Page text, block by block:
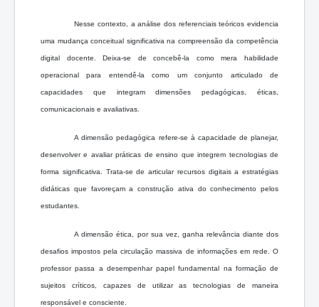
Nesse contexto, a análise dos referenciais teóricos evidencia
uma mudança conceitual significativa na compreensão da competência
digital docente. Deixa-se de concebê-la como mera habilidade
operacional para entendê-la como um conjunto articulado de
capacidades que integram dimensões pedagógicas, éticas,
comunicacionais e avaliativas.
A dimensão pedagógica refere-se à capacidade de planejar,
desenvolver e avaliar práticas de ensino que integrem tecnologias de
forma significativa. Trata-se de articular recursos digitais a estratégias
didáticas que favoreçam a construção ativa do conhecimento pelos
estudantes.
A dimensão ética, por sua vez, ganha relevância diante dos
desafios impostos pela circulação massiva de informações em rede. O
professor passa a desempenhar papel fundamental na formação de
sujeitos críticos, capazes de utilizar as tecnologias de maneira
responsável e consciente.